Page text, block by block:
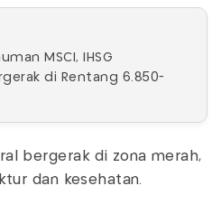
MSCI, IHSG
di Rentang 6.850-
bergerak di zona merah,
dan kesehatan.